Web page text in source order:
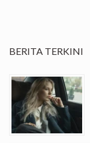
BERITA TERKINI